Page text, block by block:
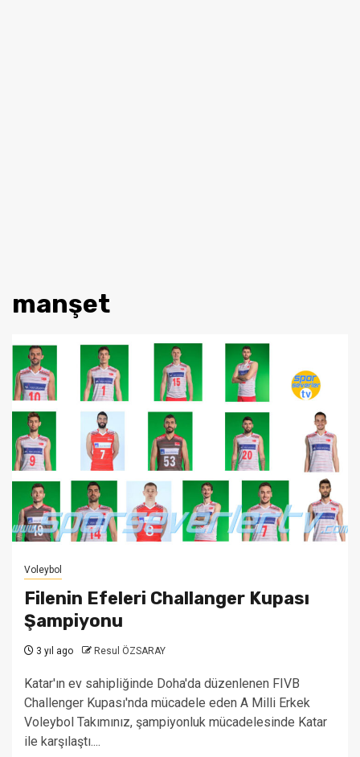
manşet
Voleybol
Filenin Efeleri Challanger Kupası
Şampiyonu
3 yıl ago Resul ÖZSARAY
Katar'ın ev sahipliğinde Doha'da düzenlenen FIVB
Challenger Kupası'nda mücadele eden A Milli Erkek
Voleybol Takımınız, şampiyonluk mücadelesinde Katar
ile karşılaştı....